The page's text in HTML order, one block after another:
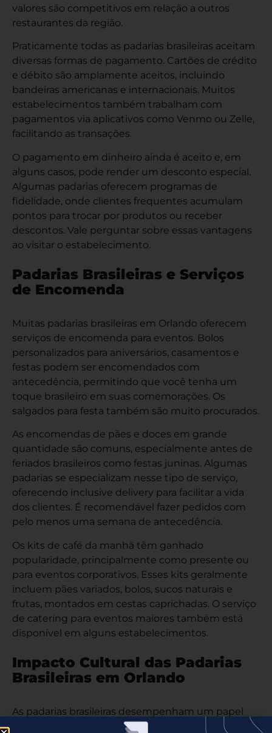
valores são competitivos em relação a outros
restaurantes da região.
Praticamente todas as padarias brasileiras aceitam
diversas formas de pagamento. Cartões de crédito
e débito são amplamente aceitos, incluindo
bandeiras americanas e internacionais. Muitos
estabelecimentos também trabalham com
pagamentos via aplicativos como Venmo ou Zelle,
facilitando as transações.
O pagamento em dinheiro ainda é aceito e, em
alguns casos, pode render um desconto especial.
Algumas padarias oferecem programas de
fidelidade, onde clientes frequentes acumulam
pontos para trocar por produtos ou receber
descontos. Vale perguntar sobre essas vantagens
ao visitar o estabelecimento.
Padarias Brasileiras e Serviços
de Encomenda
Muitas padarias brasileiras em Orlando oferecem
serviços de encomenda para eventos. Bolos
personalizados para aniversários, casamentos e
festas podem ser encomendados com
antecedência, permitindo que você tenha um
toque brasileiro em suas comemorações. Os
salgados para festa também são muito procurados.
As encomendas de pães e doces em grande
quantidade são comuns, especialmente antes de
feriados brasileiros como festas juninas. Algumas
padarias se especializam nesse tipo de serviço,
oferecendo inclusive delivery para facilitar a vida
dos clientes. É recomendável fazer pedidos com
pelo menos uma semana de antecedência.
Os kits de café da manhã têm ganhado
popularidade, principalmente como presente ou
para eventos corporativos. Esses kits geralmente
incluem pães variados, bolos, sucos naturais e
frutas, montados em cestas caprichadas. O serviço
de catering para eventos maiores também está
disponível em alguns estabelecimentos.
Impacto Cultural das Padarias
Brasileiras em Orlando
As padarias brasileiras desempenham um papel
importante na manutenção da identidade cultural